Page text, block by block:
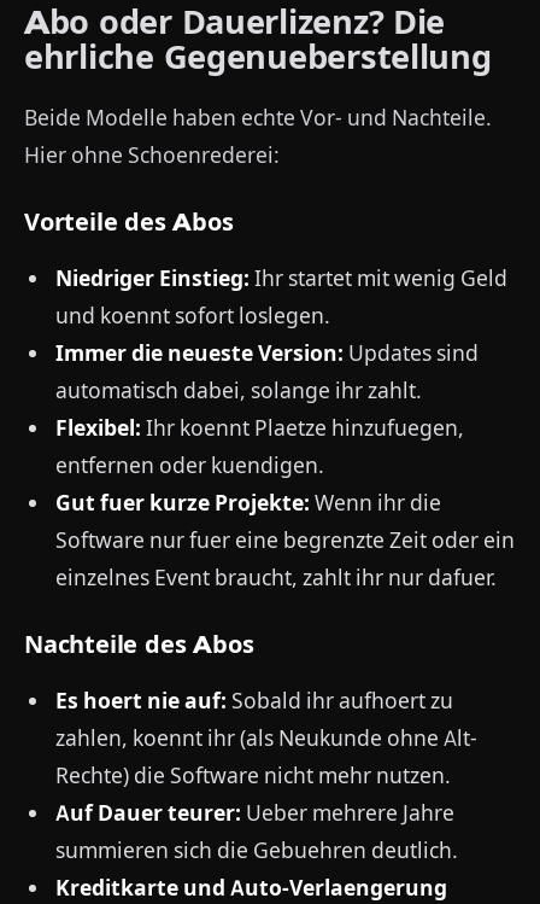
Abo oder Dauerlizenz? Die
ehrliche Gegenueberstellung
Beide Modelle haben echte Vor- und Nachteile.
Hier ohne Schoenrederei:
Vorteile des Abos
Niedriger Einstieg: Ihr startet mit wenig Geld
und koennt sofort loslegen.
Immer die neueste Version: Updates sind
automatisch dabei, solange ihr zahlt.
Flexibel: Ihr koennt Plaetze hinzufuegen,
entfernen oder kuendigen.
Gut fuer kurze Projekte: Wenn ihr die
Software nur fuer eine begrenzte Zeit oder ein
einzelnes Event braucht, zahlt ihr nur dafuer.
Nachteile des Abos
Es hoert nie auf: Sobald ihr aufhoert zu
zahlen, koennt ihr (als Neukunde ohne Alt-
Rechte) die Software nicht mehr nutzen.
Auf Dauer teurer: Ueber mehrere Jahre
summieren sich die Gebuehren deutlich.
Kreditkarte und Auto-Verlaengerung